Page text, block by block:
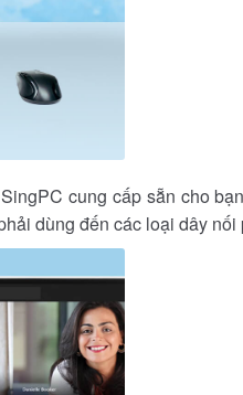
cung cấp sẵn cho
dùng đến các loại dây nối